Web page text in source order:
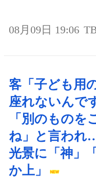
08月09日 19:06
客「子ども用
座れないんで
「別のものを
ね」と言わ
光景に「神」
か上」